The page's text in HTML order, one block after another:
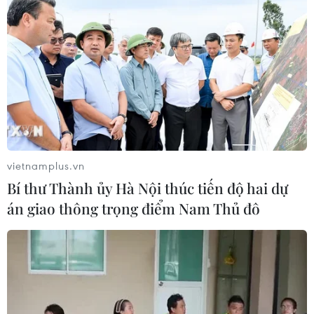
giải giáp Hezbollah tại Nam Liban
04/08/2026 22:42
Iran-Oman đàm phán thiết lập tuyến
hàng hải mới qua eo biển Hormuz
04/08/2026 22:42
Cố vấn quân sự Iran tiết lộ
sốc, tuyên bố hàng trăm binh sĩ Mỹ
đã thiệt mạng
04/08/2026 15:51
Liban và Israel nối lại đàm phán trực
vietnamplus.vn
Bí thư Thành ủy Hà Nội thúc tiến độ hai dự
án giao thông trọng điểm Nam Thủ đô